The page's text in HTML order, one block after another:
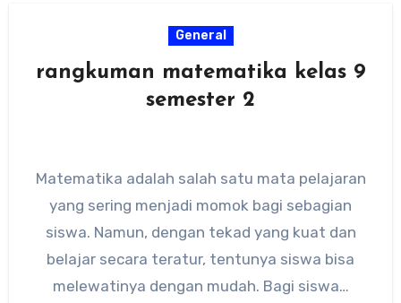
General
rangkuman matematika kelas 9
semester 2
Matematika adalah salah satu mata pelajaran
yang sering menjadi momok bagi sebagian
siswa. Namun, dengan tekad yang kuat dan
belajar secara teratur, tentunya siswa bisa
melewatinya dengan mudah. Bagi siswa…